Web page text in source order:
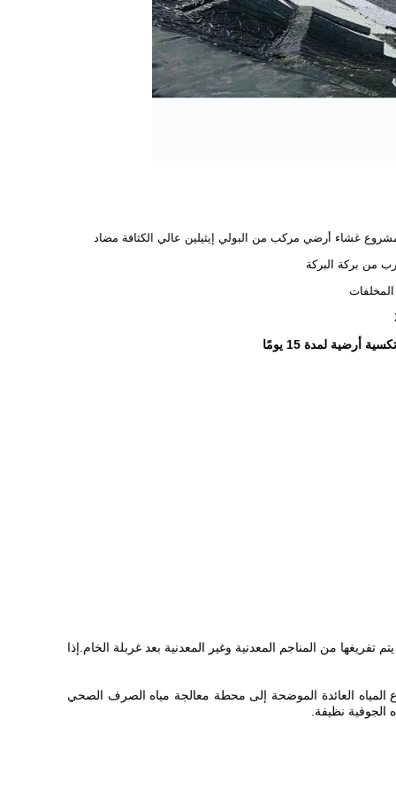
غشاء أرضي مركب من البولي إيثيلين عالي الكثافة مضاد
من بركة البركة
المخلفات
أرضية لمدة 15 يومًا
من المناجم المعدنية وغير المعدنية بعد غربلة الخام.إذا
المياه العائدة الموضحة إلى محطة معالجة مياه الصرف الصحي
نظيفة.